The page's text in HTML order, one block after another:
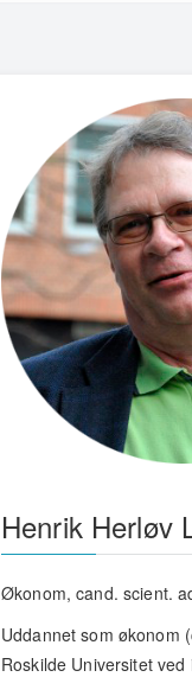
Henrik Herløv
Økonom, cand. scient.
Uddannet som økonom
Roskilde Universitet